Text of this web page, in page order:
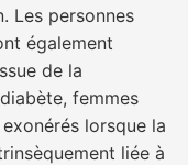
Les personnes
également
de la
femmes
lorsque la
liée à